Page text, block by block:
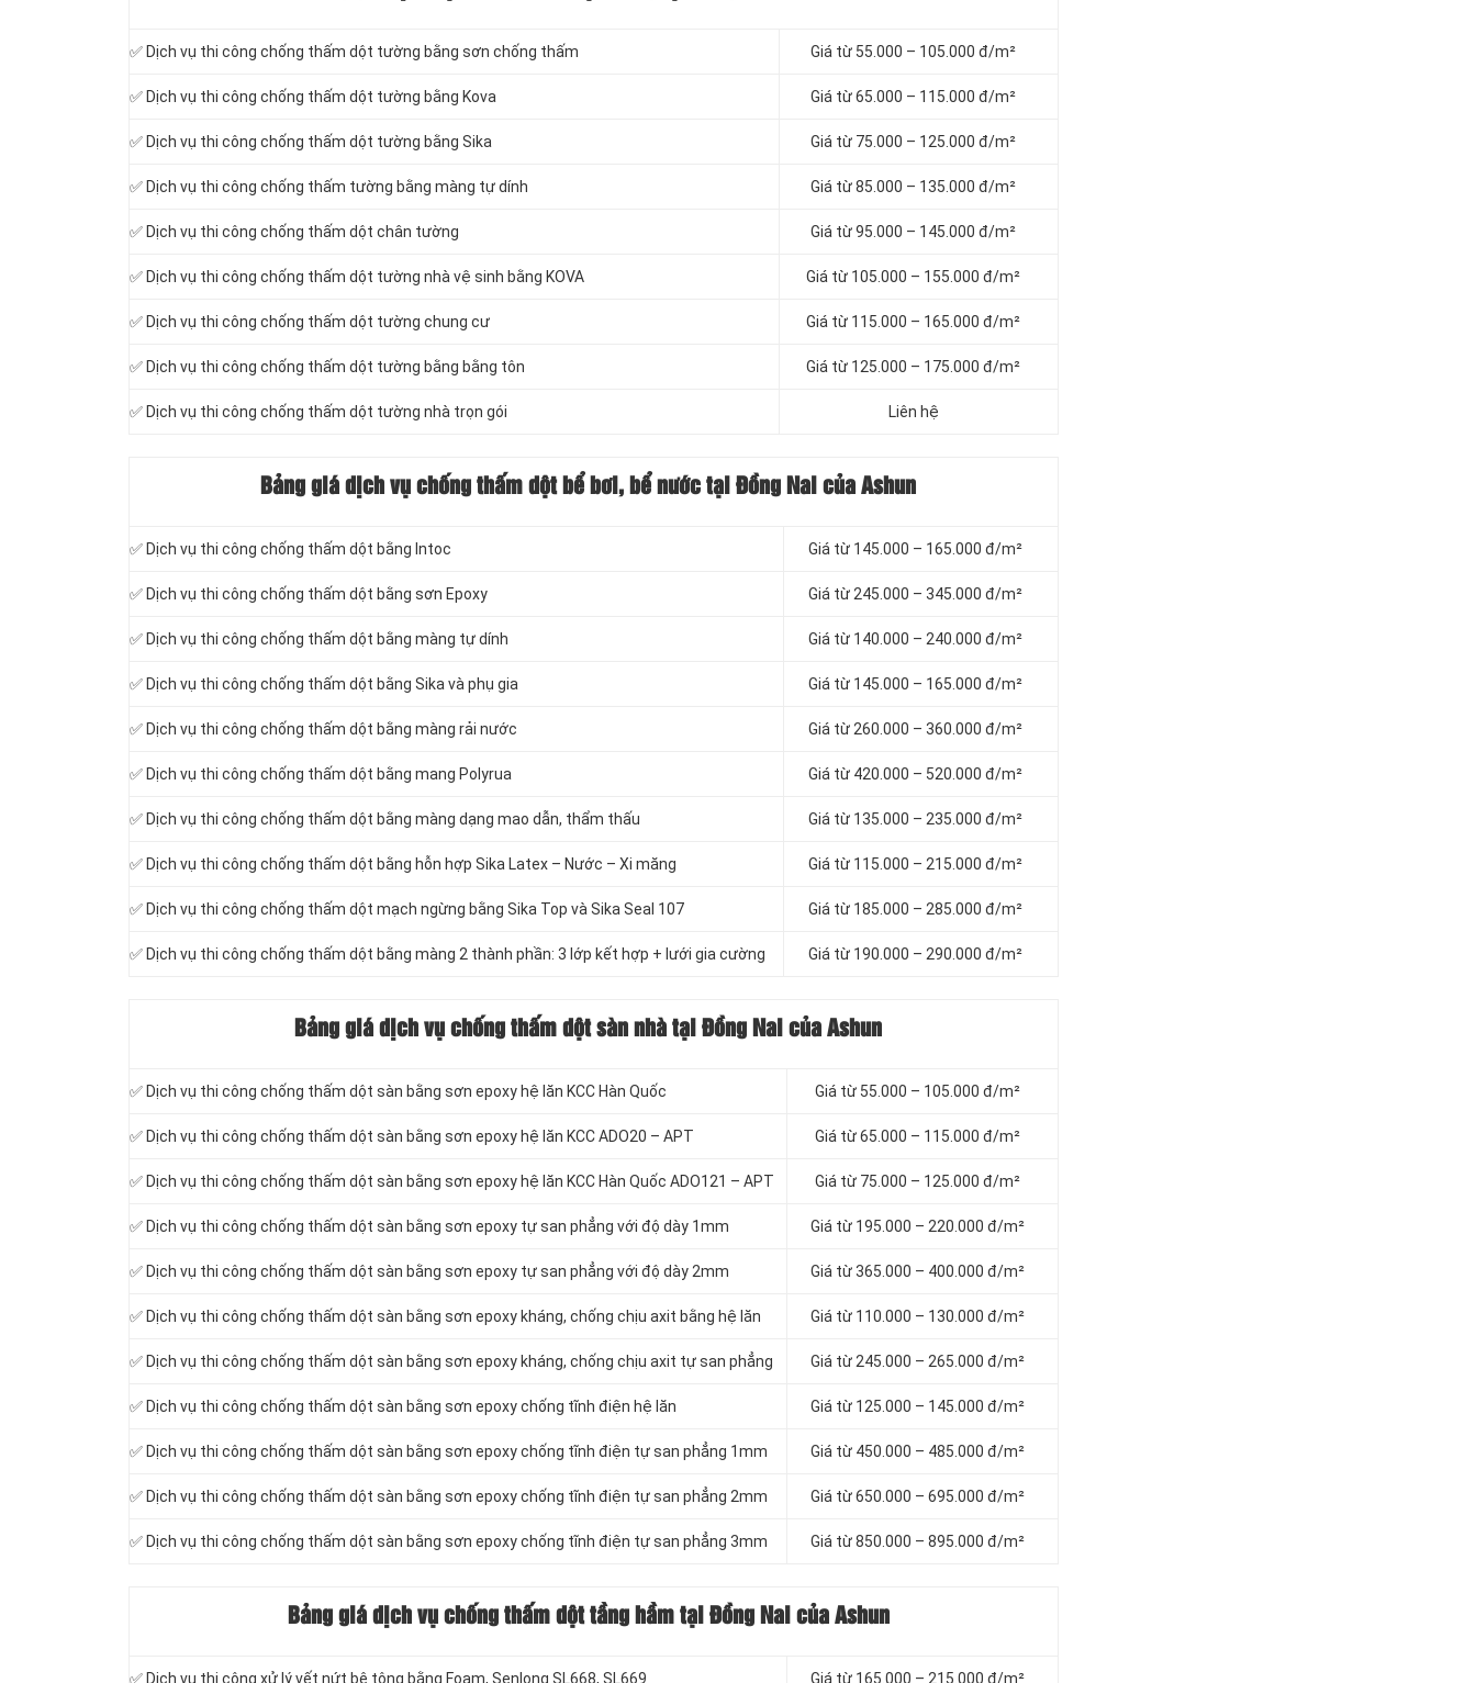
✅ Dịch vụ thi công chống thấm dột tường bằng sơn chống thấm Giá từ 55.000 – 105.000 đ/m²
✅ Dịch vụ thi công chống thấm dột tường bằng Kova Giá từ 65.000 – 115.000 đ/m²
✅ Dịch vụ thi công chống thấm dột tường bằng Sika Giá từ 75.000 – 125.000 đ/m²
✅ Dịch vụ thi công chống thấm tường bằng màng tự dính Giá từ 85.000 – 135.000 đ/m²
✅ Dịch vụ thi công chống thấm dột chân tường Giá từ 95.000 – 145.000 đ/m²
✅ Dịch vụ thi công chống thấm dột tường nhà vệ sinh bằng KOVA Giá từ 105.000 – 155.000 đ/m²
✅ Dịch vụ thi công chống thấm dột tường chung cư Giá từ 115.000 – 165.000 đ/m²
✅ Dịch vụ thi công chống thấm dột tường bằng bằng tôn Giá từ 125.000 – 175.000 đ/m²
✅ Dịch vụ thi công chống thấm dột tường nhà trọn gói Liên hệ
Bảng giá dịch vụ chống thấm dột bể bơi, bể nước tại Đồng Nai của Ashun
✅ Dịch vụ thi công chống thấm dột bằng Intoc Giá từ 145.000 – 165.000 đ/m²
✅ Dịch vụ thi công chống thấm dột bằng sơn Epoxy Giá từ 245.000 – 345.000 đ/m²
✅ Dịch vụ thi công chống thấm dột bằng màng tự dính Giá từ 140.000 – 240.000 đ/m²
✅ Dịch vụ thi công chống thấm dột bằng Sika và phụ gia Giá từ 145.000 – 165.000 đ/m²
✅ Dịch vụ thi công chống thấm dột bằng màng rải nước Giá từ 260.000 – 360.000 đ/m²
✅ Dịch vụ thi công chống thấm dột bằng mang Polyrua Giá từ 420.000 – 520.000 đ/m²
✅ Dịch vụ thi công chống thấm dột bằng màng dạng mao dẫn, thẩm thấu Giá từ 135.000 – 235.000 đ/m²
✅ Dịch vụ thi công chống thấm dột bằng hỗn hợp Sika Latex – Nước – Xi măng Giá từ 115.000 – 215.000 đ/m²
✅ Dịch vụ thi công chống thấm dột mạch ngừng bằng Sika Top và Sika Seal 107 Giá từ 185.000 – 285.000 đ/m²
✅ Dịch vụ thi công chống thấm dột bằng màng 2 thành phần: 3 lớp kết hợp + lưới gia cường Giá từ 190.000 – 290.000 đ/m²
Bảng giá dịch vụ chống thấm dột sàn nhà tại Đồng Nai của Ashun
✅ Dịch vụ thi công chống thấm dột sàn bằng sơn epoxy hệ lăn KCC Hàn Quốc Giá từ 55.000 – 105.000 đ/m²
✅ Dịch vụ thi công chống thấm dột sàn bằng sơn epoxy hệ lăn KCC ADO20 – APT Giá từ 65.000 – 115.000 đ/m²
✅ Dịch vụ thi công chống thấm dột sàn bằng sơn epoxy hệ lăn KCC Hàn Quốc ADO121 – APT Giá từ 75.000 – 125.000 đ/m²
✅ Dịch vụ thi công chống thấm dột sàn bằng sơn epoxy tự san phẳng với độ dày 1mm Giá từ 195.000 – 220.000 đ/m²
✅ Dịch vụ thi công chống thấm dột sàn bằng sơn epoxy tự san phẳng với độ dày 2mm Giá từ 365.000 – 400.000 đ/m²
✅ Dịch vụ thi công chống thấm dột sàn bằng sơn epoxy kháng, chống chịu axit bằng hệ lăn Giá từ 110.000 – 130.000 đ/m²
✅ Dịch vụ thi công chống thấm dột sàn bằng sơn epoxy kháng, chống chịu axit tự san phẳng Giá từ 245.000 – 265.000 đ/m²
✅ Dịch vụ thi công chống thấm dột sàn bằng sơn epoxy chống tĩnh điện hệ lăn Giá từ 125.000 – 145.000 đ/m²
✅ Dịch vụ thi công chống thấm dột sàn bằng sơn epoxy chống tĩnh điện tự san phẳng 1mm Giá từ 450.000 – 485.000 đ/m²
✅ Dịch vụ thi công chống thấm dột sàn bằng sơn epoxy chống tĩnh điện tự san phẳng 2mm Giá từ 650.000 – 695.000 đ/m²
✅ Dịch vụ thi công chống thấm dột sàn bằng sơn epoxy chống tĩnh điện tự san phẳng 3mm Giá từ 850.000 – 895.000 đ/m²
Bảng giá dịch vụ chống thấm dột tầng hầm tại Đồng Nai của Ashun
✅ Dịch vụ thi công xử lý vết nứt bê tông bằng Foam, Senlong SL668, SL669 Giá từ 165.000 – 215.000 đ/m²